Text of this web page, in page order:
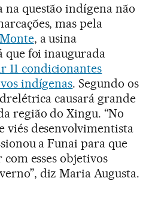
na questão indígena não
mas pela
, a usina
foi inaugurada
11 condicionantes
indígenas. Segundo os
causará grande
região do Xingu. “No
viés desenvolvimentista
a Funai para que
esses objetivos
diz Maria Augusta.